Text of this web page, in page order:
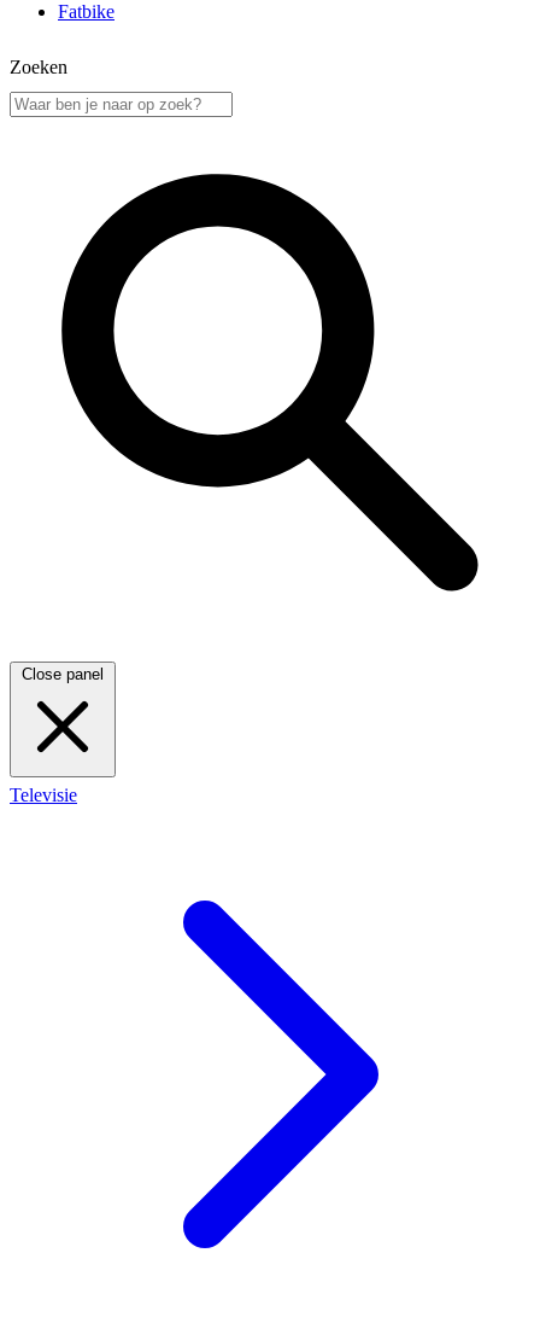
Fatbike
Zoeken
Close panel
Televisie